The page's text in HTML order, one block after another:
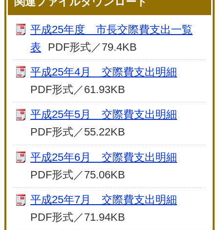
平成25年度 市長交際費支出一覧
表
PDF形式／79.4KB
平成25年4月 交際費支出明細
PDF形式／61.93KB
平成25年5月 交際費支出明細
PDF形式／55.22KB
平成25年6月 交際費支出明細
PDF形式／75.06KB
平成25年7月 交際費支出明細
PDF形式／71.94KB